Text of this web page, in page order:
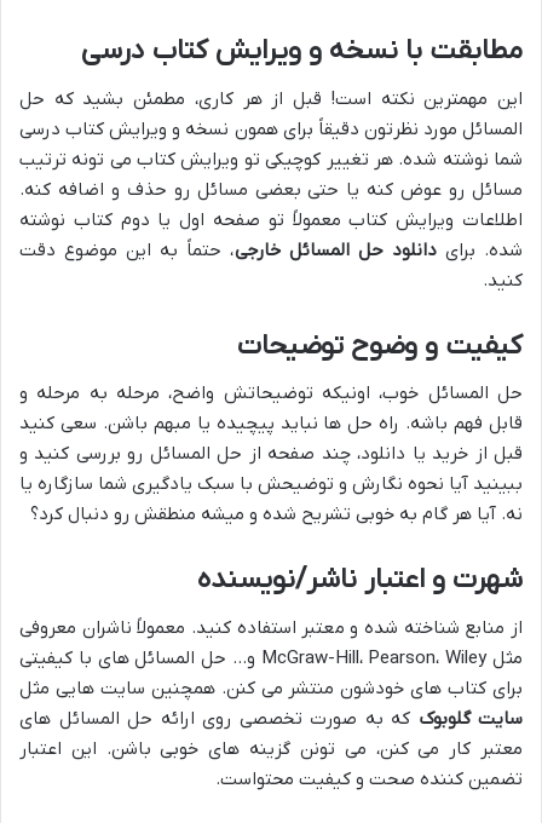
مطابقت با نسخه و ویرایش کتاب درسی
این مهمترین نکته است! قبل از هر کاری، مطمئن بشید که حل
المسائل مورد نظرتون دقیقاً برای همون نسخه و ویرایش کتاب درسی
شما نوشته شده. هر تغییر کوچیکی تو ویرایش کتاب می تونه ترتیب
مسائل رو عوض کنه یا حتی بعضی مسائل رو حذف و اضافه کنه.
اطلاعات ویرایش کتاب معمولاً تو صفحه اول یا دوم کتاب نوشته
شده. برایدانلود حل المسائل خارجی، حتماً به این موضوع دقت
کنید.
کیفیت و وضوح توضیحات
حل المسائل خوب، اونیکه توضیحاتش واضح، مرحله به مرحله و
قابل فهم باشه. راه حل ها نباید پیچیده یا مبهم باشن. سعی کنید
قبل از خرید یا دانلود، چند صفحه از حل المسائل رو بررسی کنید و
ببینید آیا نحوه نگارش و توضیحش با سبک یادگیری شما سازگاره یا
نه. آیا هر گام به خوبی تشریح شده و میشه منطقش رو دنبال کرد؟
شهرت و اعتبار ناشر/نویسنده
از منابع شناخته شده و معتبر استفاده کنید. معمولاً ناشران معروفی
مثل McGraw-Hill، Pearson، Wiley و… حل المسائل های با کیفیتی
برای کتاب های خودشون منتشر می کنن. همچنین سایت هایی مثل
سایت گلوبوک که به صورت تخصصی روی ارائه حل المسائل های
معتبر کار می کنن، می تونن گزینه های خوبی باشن. این اعتبار
تضمین کننده صحت و کیفیت محتواست.